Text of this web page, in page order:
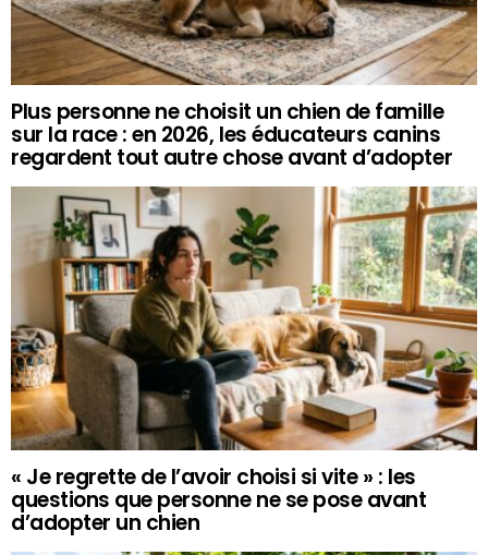
Plus personne ne choisit un chien de famille
sur la race : en 2026, les éducateurs canins
regardent tout autre chose avant d’adopter
« Je regrette de l’avoir choisi si vite » : les
questions que personne ne se pose avant
d’adopter un chien